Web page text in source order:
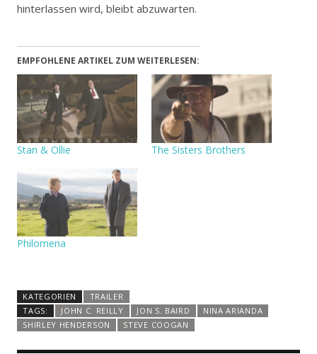
hinterlassen wird, bleibt abzuwarten.
EMPFOHLENE ARTIKEL ZUM WEITERLESEN:
Stan & Ollie The Sisters Brothers
Philomena
KATEGORIEN
TRAILER
TAGS:
JOHN C. REILLY JON S. BAIRD
NINA ARIANDA
SHIRLEY HENDERSON
STEVE COOGAN